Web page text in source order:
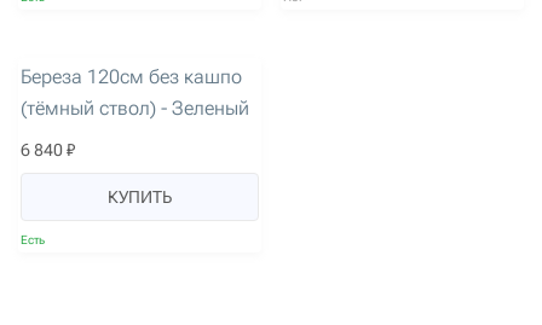
Береза 120см без кашпо
(тёмный ствол) - Зеленый
6 840 ₽
КУПИТЬ
Есть